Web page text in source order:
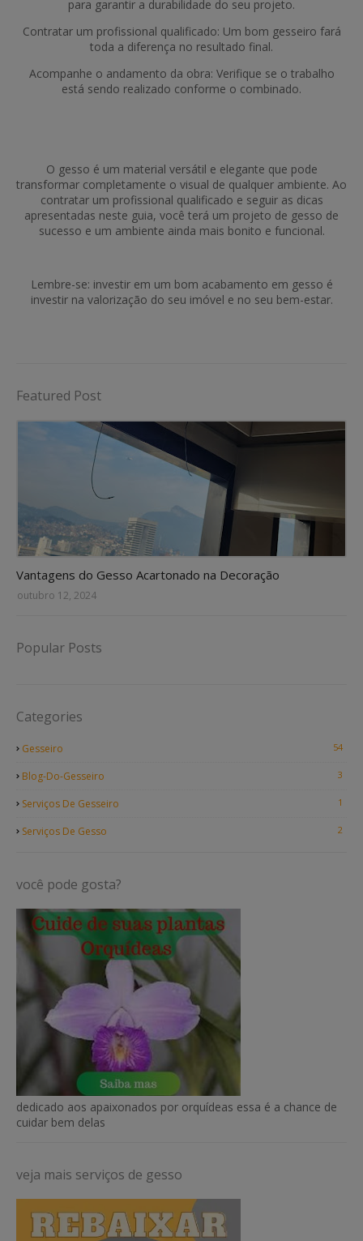
para garantir a durabilidade do seu projeto.
Contratar um profissional qualificado: Um bom gesseiro fará
toda a diferença no resultado final.
Acompanhe o andamento da obra: Verifique se o trabalho
está sendo realizado conforme o combinado.
O gesso é um material versátil e elegante que pode
transformar completamente o visual de qualquer ambiente. Ao
contratar um profissional qualificado e seguir as dicas
apresentadas neste guia, você terá um projeto de gesso de
sucesso e um ambiente ainda mais bonito e funcional.
Lembre-se: investir em um bom acabamento em gesso é
investir na valorização do seu imóvel e no seu bem-estar.
Featured Post
Vantagens do Gesso Acartonado na Decoração
outubro 12, 2024
Popular Posts
Categories
Gesseiro 54
Blog-Do-Gesseiro 3
Serviços De Gesseiro 1
Serviços De Gesso 2
você pode gosta?
dedicado aos apaixonados por orquídeas essa é a chance de
cuidar bem delas
veja mais serviços de gesso